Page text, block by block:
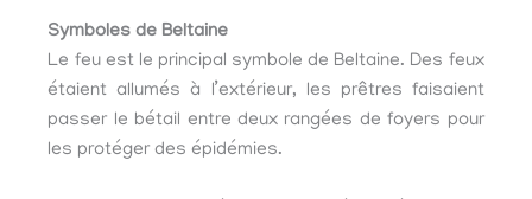
Symboles de Beltaine
Le feu est le principal symbole de Beltaine. Des feux
étaient allumés à l’extérieur, les prêtres faisaient
passer le bétail entre deux rangées de foyers pour
les protéger des épidémies.